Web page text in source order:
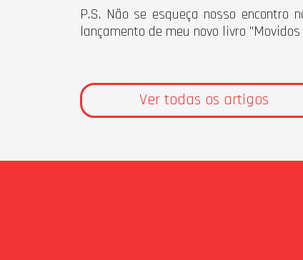
P.S. Não se esqueça nosso
lançamento de meu novo livro
Ver todas os artigos